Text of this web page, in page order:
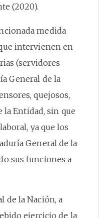
(2020).
medida
intervienen en
(servidores
General de la
quejosos,
la Entidad, sin que
ya que los
General de la
sus funciones a
de la Nación, a
ejercicio de la